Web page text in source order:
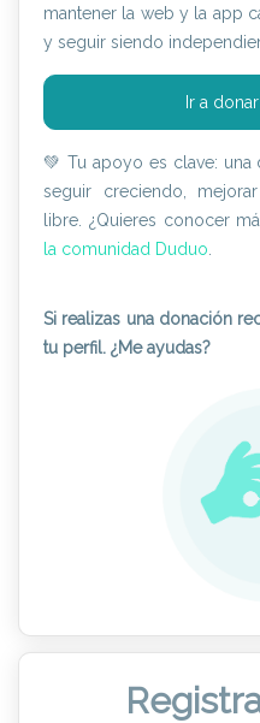
mantener la web y la app
y seguir siendo
Ir a
💚 Tu apoyo es clave: una
seguir creciendo,
libre. ¿Quieres conocer
la comunidad Duduo
Si realizas una donación
tu perfil. ¿Me ayudas?